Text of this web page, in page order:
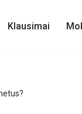
Klausimai